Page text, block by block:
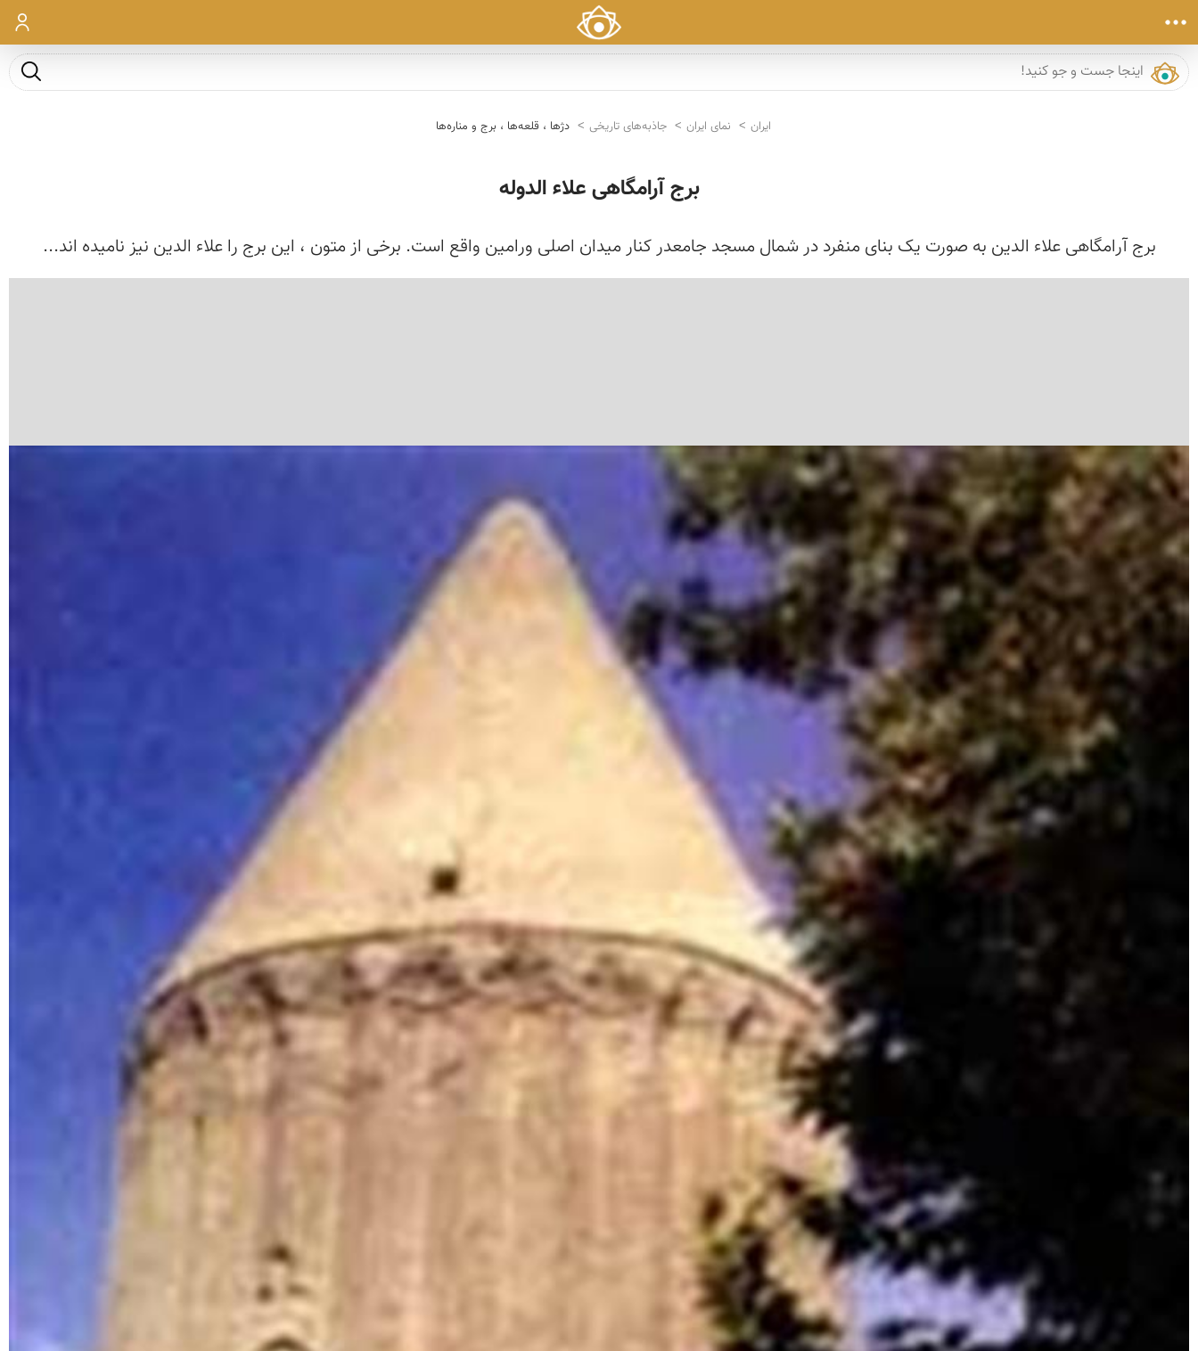
ورود
جست و
ایران نمای ایران جاذبه‌های تاریخی دژها ، قلعه‌ها ، برج و مناره‌ها
برج آرامگاهی علاء الدوله
برج آرامگاهی علاء الدین به صورت یک بنای منفرد در شمال مسجد جامعدر کنار میدان اصلی ورامین واقع است. برخی از متون ، این برج را علاء الدین نیز نامیده اند...